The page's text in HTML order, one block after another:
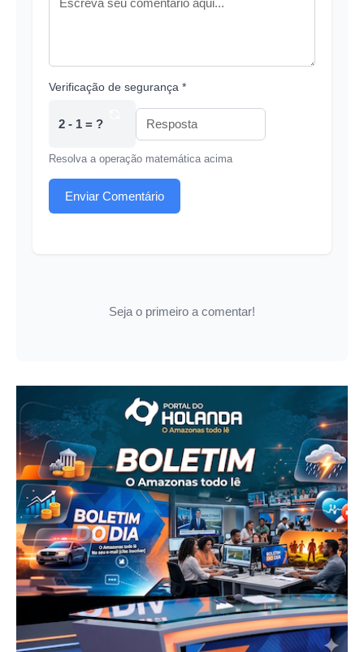
Verificação de segurança *
2 - 1 = ?
Resolva a operação matemática acima
Enviar Comentário
Seja o primeiro a comentar!